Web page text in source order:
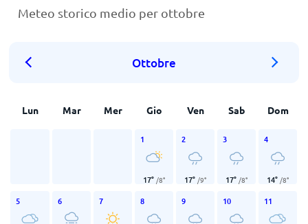
Meteo storico medio per ottobre
Ottobre
Lun Mar Mer Gio Ven Sab Dom
1
17° /8°
2
17° /9°
3
17° /8°
4
14° /8°
5 6 7 8 9 10 11